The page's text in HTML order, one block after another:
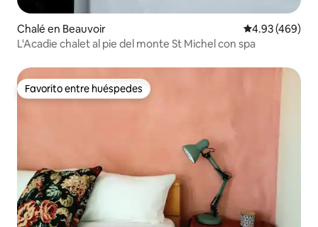
Chalé en Beauvoir Calificación
4.93 (469)
L'Acadie chalet al pie del monte St Michel con spa
Favorito entre huéspedes
Favorito entre huéspedes